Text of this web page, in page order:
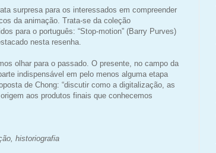
surpresa para os interessados em compreender
da animação. Trata-se da coleção
para o português: “Stop-motion” (Barry Purves)
nesta resenha.
olhar para o passado. O presente, no campo da
indispensável em pelo menos alguma etapa
de Chong: “discutir como a digitalização, as
aos produtos finais que conhecemos
historiografia